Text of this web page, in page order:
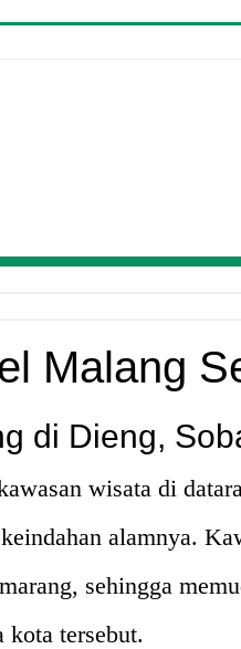
Malang
di Dieng,
wisata di
alamnya.
sehingga
kota tersebut.